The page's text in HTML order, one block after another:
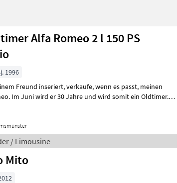
Alfa Romeo 2 l 150 PS
1996
verkaufe, wenn es passt, meinen
Im Juni wird er 30 Jahre und wird somit ein Oldtimer.
/ Limousine
Mito